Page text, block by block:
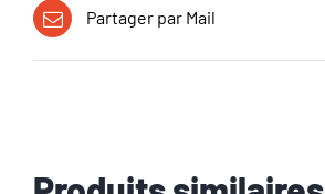
Partager par Mail